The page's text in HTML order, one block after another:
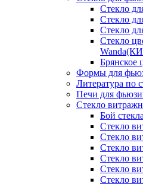
Стекло
Стекло
Стекло
Стекло
Брянское
Формы для
Литература по
Печи для
Стекло
Бой стекла
Стекло
Стекло
Стекло
Стекло
Стекло
Стекло